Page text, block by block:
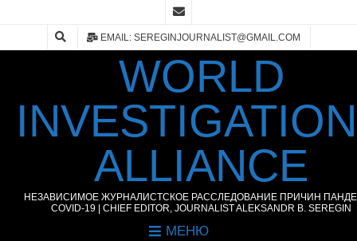
EMAIL: SEREGINJOURNALIST@GMAIL.COM
WORLD
ALLIANCE
НЕЗАВИСИМОЕ ЖУРНАЛИСТСКОЕ РАССЛЕДОВАНИЕ ПРИЧИН
COVID-19 | CHIEF EDITOR, JOURNALIST ALEKSANDR B. SEREGIN
МЕНЮ